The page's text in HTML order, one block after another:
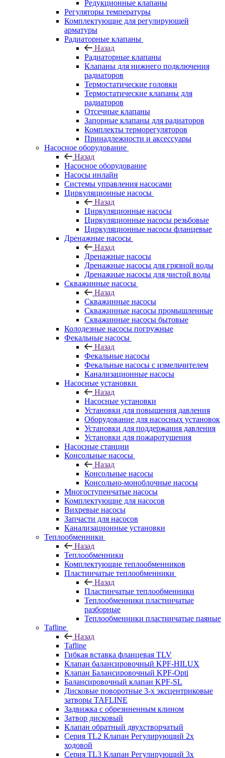
Редукционные клапаны
Регуляторы температуры
Комплектующие для регулирующей
арматуры
Радиаторные клапаны
Назад
Радиаторные клапаны
Клапаны для нижнего подключения
радиаторов
Термостатические головки
Термостатические клапаны для
радиаторов
Отсечные клапаны
Запорные клапаны для радиаторов
Комплекты терморегуляторов
Принадлежности и аксессуары
Насосное оборудование
Назад
Насосное оборудование
Насосы инлайн
Системы управления насосами
Циркуляционные насосы
Назад
Циркуляционные насосы
Циркуляционные насосы резьбовые
Циркуляционные насосы фланцевые
Дренажные насосы
Назад
Дренажные насосы
Дренажные насосы для грязной воды
Дренажные насосы для чистой воды
Скважинные насосы
Назад
Скважинные насосы
Скважинные насосы промышленные
Скважинные насосы бытовые
Колодезные насосы погружные
Фекальные насосы
Назад
Фекальные насосы
Фекальные насосы с измельчителем
Канализационные насосы
Насосные установки
Назад
Насосные установки
Установки для повышения давления
Оборудование для насосных установок
Установки для поддержания давления
Установки для пожаротушения
Насосные станции
Консольные насосы
Назад
Консольные насосы
Консольно-моноблочные насосы
Многоступенчатые насосы
Комплектующие для насосов
Вихревые насосы
Запчасти для насосов
Канализационные установки
Теплообменники
Назад
Теплообменники
Комплектующие теплообменников
Пластинчатые теплообменники
Назад
Пластинчатые теплообменники
Теплообменники пластинчатые
разборные
Теплообменники пластинчатые паяные
Tafline
Назад
Tafline
Гибкая вставка фланцевая TLV
Клапан балансировочный KPF-HILUX
Клапан Балансировочный KPF-Opti
Балансировочный клапан KPF-SL
Дисковые поворотные 3-х эксцентриковые
затворы TAFLINE
Задвижка с обрезиненным клином
Затвор дисковый
Клапан обратный двухстворчатый
Серия TL2 Клапан Регулирующий 2х
ходовой
Серия TL3 Клапан Регулирующий 3х